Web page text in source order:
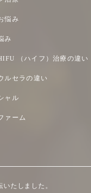
悩み
み
（ハイフ）治療の違い
ルセラの違い
ャル
ァーム
たしました。